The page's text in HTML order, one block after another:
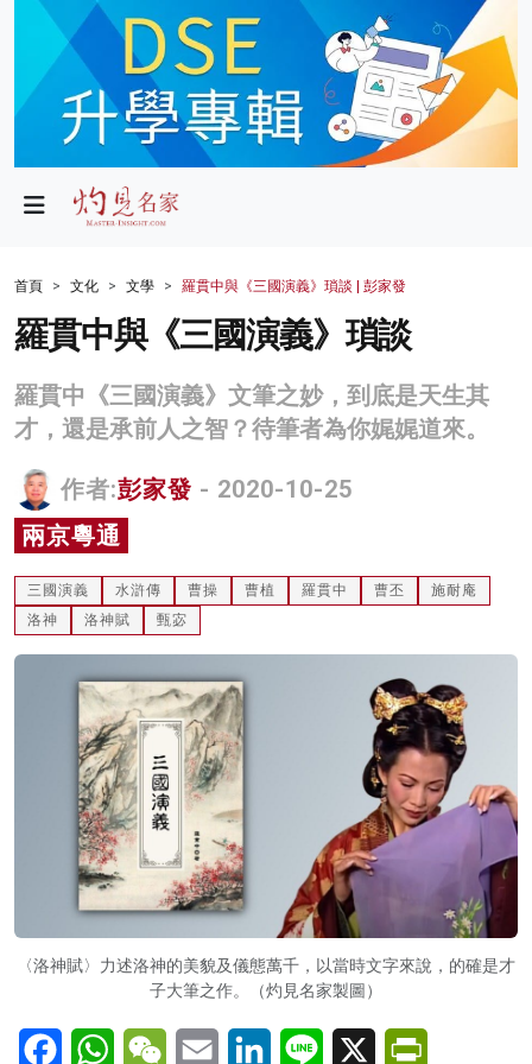
政局
財經
生活
商業
科技
影片
灼見活動
首頁 文化 文學 羅貫中與《三國演義》瑣談 | 彭家發
羅貫中與《三國演義》瑣談
羅貫中《三國演義》文筆之妙，到底是天生其
才，還是承前人之智？待筆者為你娓娓道來。
作者:彭家發 - 2020-10-25
兩京粵通
三國演義 水滸傳 曹操 曹植 羅貫中 曹丕
施耐庵
洛神
洛神賦 甄宓
〈洛神賦〉力述洛神的美貌及儀態萬千，以當時文字來說，的確是才
子大筆之作。（灼見名家製圖）
FacebookWhatsAppWeChatEmail LinkedInLine X